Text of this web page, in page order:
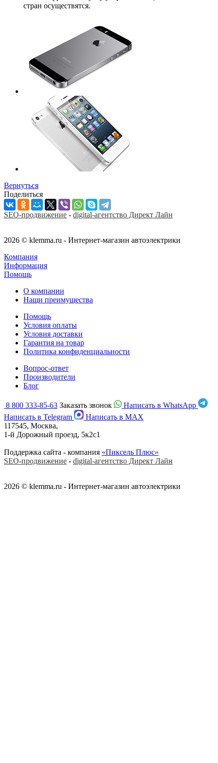
стран осуществятся.
Вернуться
Поделиться
SEO-продвижение - digital-агентство Директ Лайн
2026 © klemma.ru - Интернет-магазин автоэлектрики
Компания
Информация
Помощь
О компании
Нащи преимущества
Помощь
Условия оплаты
Условия доставки
Гарантия на товар
Политика конфиденциальности
Вопрос-ответ
Производители
Блог
8 800 333-85-63 Заказать звонок
Написать в WhatsApp
Написать в Telegram
Написать в MAX
117545, Москва,
1-й Дорожный проезд, 5к2с1
Поддержка сайта - компания «Пиксель Плюс»
SEO-продвижение - digital-агентство Директ Лайн
2026 © klemma.ru - Интернет-магазин автоэлектрики